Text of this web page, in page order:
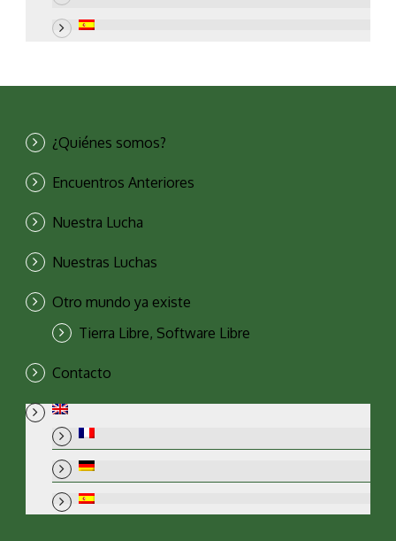
¿Quiénes somos?
Encuentros Anteriores
Nuestra Lucha
Nuestras Luchas
Otro mundo ya existe
Tierra Libre, Software Libre
Contacto